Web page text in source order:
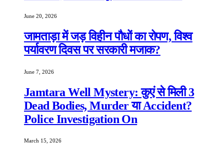
June 20, 2026
जामताड़ा में जड़ विहीन पौधों का रोपण, विश्व
पर्यावरण दिवस पर सरकारी मजाक?
June 7, 2026
Jamtara Well Mystery: कुएं से मिली 3
Dead Bodies, Murder या Accident?
Police Investigation On
March 15, 2026